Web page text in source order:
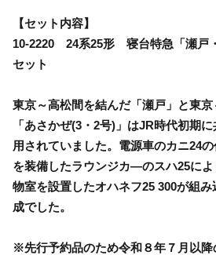
【セット内容】
10-2220 24系25形 寝台特急「瀬戸
セット
東京～高松間を結んだ「瀬戸」と東
「あさかぜ(3・2号)」はJR時代初期
用されていました。電源車のカニ24
を装備したラウンジカ―のスハ25に
物室を設置したオハネフ25 300が組
成でした。
※先行予約品のため令和８年７月以降